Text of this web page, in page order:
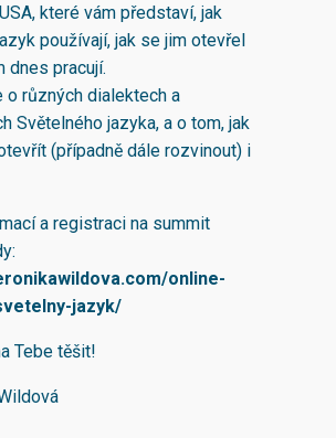
které vám představí, jak
používají, jak se jim otevřel
dnes pracují.
o různých dialektech a
Světelného jazyka, a o tom, jak
(případně dále rozvinout) i
a registraci na summit
online-
jazyk/
Tebe těšit!